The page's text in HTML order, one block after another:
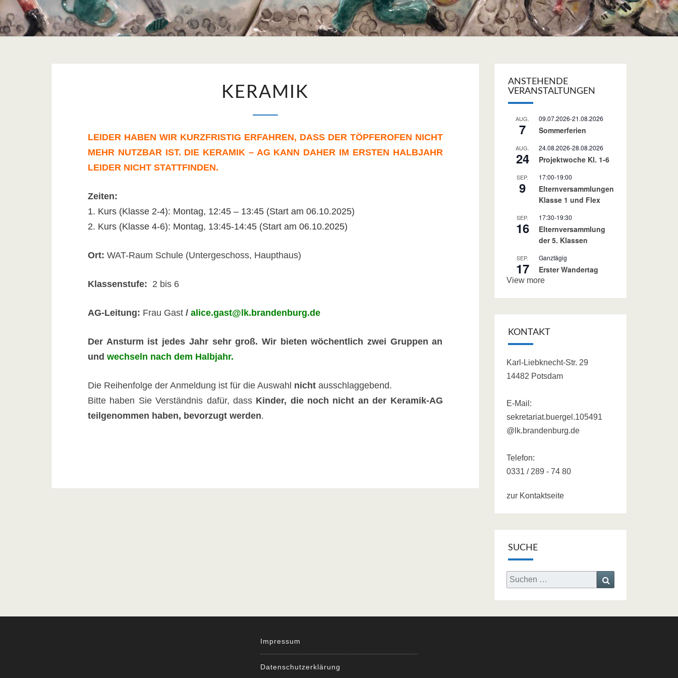
KERAMIK
LEIDER HABEN WIR KURZFRISTIG ERFAHREN, DASS DER TÖPFEROFEN NICHT
MEHR NUTZBAR IST. DIE KERAMIK – AG KANN DAHER IM ERSTEN HALBJAHR
LEIDER NICHT STATTFINDEN.
Zeiten:
1. Kurs (Klasse 2-4): Montag, 12:45 – 13:45 (Start am 06.10.2025)
2. Kurs (Klasse 4-6): Montag, 13:45-14:45 (Start am 06.10.2025)
Ort: WAT-Raum Schule (Untergeschoss, Haupthaus)
Klassenstufe: 2 bis 6
AG-Leitung: Frau Gast / alice.gast@lk.brandenburg.de
Der Ansturm ist jedes Jahr sehr groß. Wir bieten wöchentlich zwei Gruppen an
und wechseln nach dem Halbjahr.
Die Reihenfolge der Anmeldung ist für die Auswahl nicht ausschlaggebend.
Bitte haben Sie Verständnis dafür, dass Kinder, die noch nicht an der Keramik-AG
teilgenommen haben, bevorzugt werden.
ANSTEHENDE
VERANSTALTUNGEN
AUG.
7
09.07.2026-21.08.2026
Sommerferien
AUG.
24
24.08.2026-28.08.2026
Projektwoche Kl. 1-6
SEP.
9
17:00-19:00
Elternversammlungen
Klasse 1 und Flex
SEP.
16
17:30-19:30
Elternversammlung
der 5. Klassen
SEP.
17
Ganztägig
Erster Wandertag
View more
KONTAKT
Karl-Liebknecht-Str. 29
14482 Potsdam
E-Mail:
sekretariat.buergel.105491
@lk.brandenburg.de
Telefon:
0331 / 289 - 74 80
zur Kontaktseite
SUCHE
Search
for:
Impressum
Datenschutzerklärung